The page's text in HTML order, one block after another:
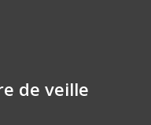
de veille